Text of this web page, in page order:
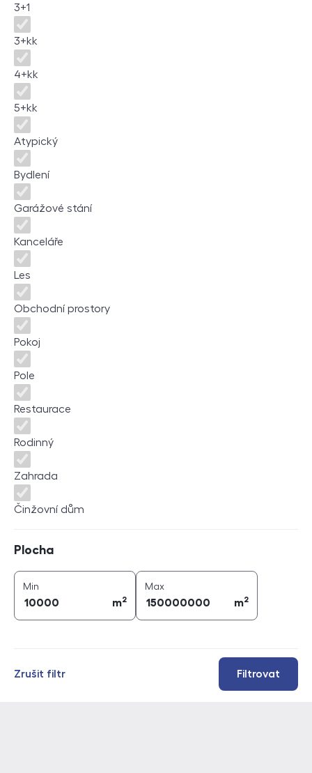
3+1
3+kk
4+kk
5+kk
Atypický
Bydlení
Garážové stání
Kanceláře
Les
Obchodní prostory
Pokoj
Pole
Restaurace
Rodinný
Zahrada
Činžovní dům
Plocha
Min
m2
Maxplocha (
m2
Filtrovat
Zrušit filtr